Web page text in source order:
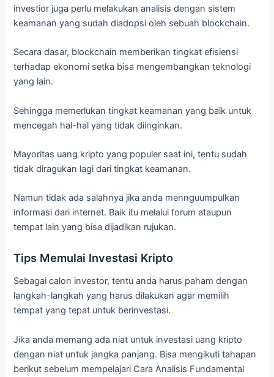
investior juga perlu melakukan analisis dengan sistem
keamanan yang sudah diadopsi oleh sebuah blockchain.
Secara dasar, blockchain memberikan tingkat efisiensi
terhadap ekonomi setka bisa mengembangkan teknologi
yang lain.
Sehingga memerlukan tingkat keamanan yang baik untuk
mencegah hal-hal yang tidak diinginkan.
Mayoritas uang kripto yang populer saat ini, tentu sudah
tidak diragukan lagi dari tingkat keamanan.
Namun tidak ada salahnya jika anda mennguumpulkan
informasi dari internet. Baik itu melalui forum ataupun
tempat lain yang bisa dijadikan rujukan.
Tips Memulai Investasi Kripto
Sebagai calon investor, tentu anda harus paham dengan
langkah-langkah yang harus dilakukan agar memilih
tempat yang tepat untuk berinvestasi.
Jika anda memang ada niat untuk investasi uang kripto
dengan niat untuk jangka panjang. Bisa mengikuti tahapan
berikut sebelum mempelajari Cara Analisis Fundamental